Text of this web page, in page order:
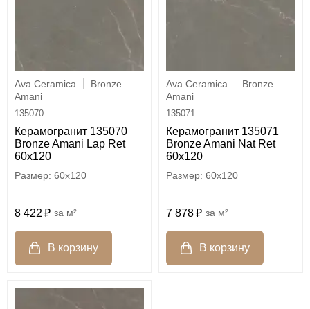
Ava Ceramica
Bronze
Amani
135070
Керамогранит 135070
Bronze Amani Lap Ret
60x120
60x120
8 422 м²
Ava Ceramica
Bronze
Amani
135071
Керамогранит 135071
Bronze Amani Nat Ret
60x120
60x120
7 878 м²